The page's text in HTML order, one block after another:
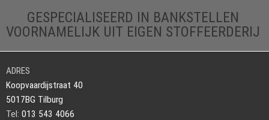
GESPECIALISEERD IN BANKSTELLEN
VOORNAMELIJK UIT EIGEN STOFFEERDERIJ
ADRES
Koopvaardijstraat 40
5017BG Tilburg
Tel: 013 543 4066